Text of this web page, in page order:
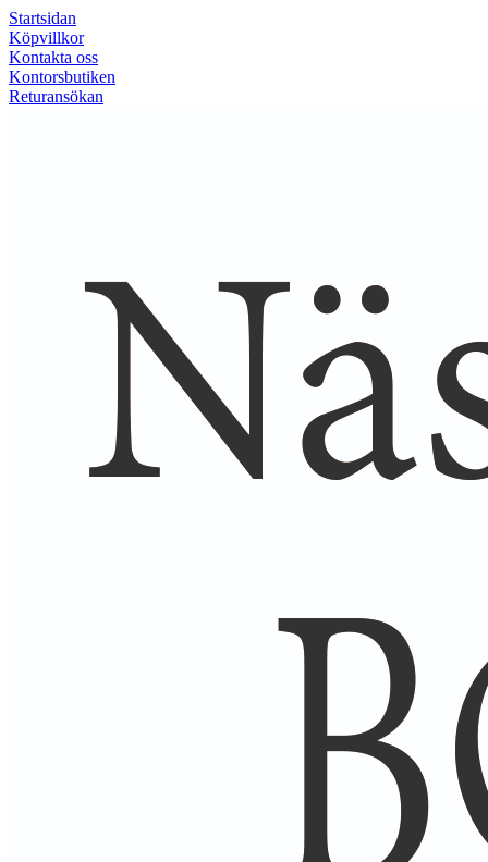
Startsidan
Köpvillkor
Kontakta oss
Kontorsbutiken
Returansökan